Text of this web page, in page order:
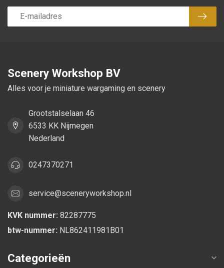
Scenery Workshop BV
Alles voor je miniature wargaming en scenery
Grootstalselaan 46
6533 KK Nijmegen
Nederland
0247370271
service@sceneryworkshop.nl
KVK nummer: 82287775
btw-nummer: NL862411981B01
Categorieën